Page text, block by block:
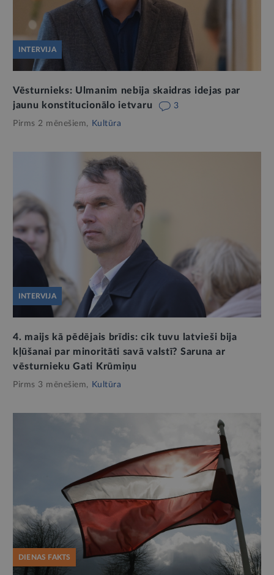
INTERVIJA
Vēsturnieks: Ulmanim nebija skaidras idejas par
jaunu konstitucionālo ietvaru
3
Pirms 2 mēnešiem, Kultūra
INTERVIJA
4. maijs kā pēdējais brīdis: cik tuvu latvieši bija
kļūšanai par minoritāti savā valstī? Saruna ar
vēsturnieku Gati Krūmiņu
Pirms 3 mēnešiem, Kultūra
DIENAS FAKTS